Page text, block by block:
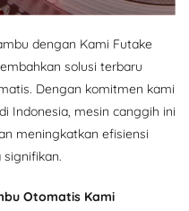
dengan Kami Futake
solusi terbaru
Dengan komitmen kami
Indonesia, mesin canggih ini
meningkatkan efisiensi
Otomatis Kami